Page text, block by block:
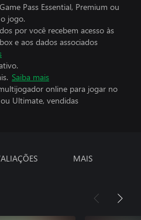
Pass Essential, Premium ou
jogo.
por você recebem acesso às
e aos dados associados
Saiba mais
online para jogar no
Ultimate, vendidas
MAIS